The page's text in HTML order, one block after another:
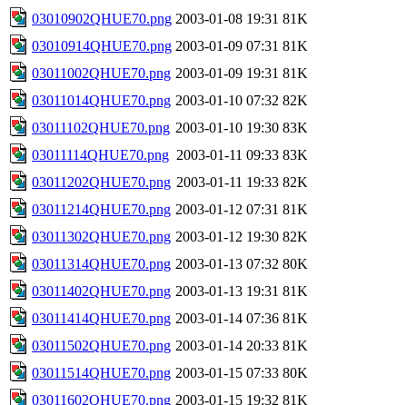
03010902QHUE70.png 2003-01-08 19:31 81K
03010914QHUE70.png 2003-01-09 07:31 81K
03011002QHUE70.png 2003-01-09 19:31 81K
03011014QHUE70.png 2003-01-10 07:32 82K
03011102QHUE70.png 2003-01-10 19:30 83K
03011114QHUE70.png 2003-01-11 09:33 83K
03011202QHUE70.png 2003-01-11 19:33 82K
03011214QHUE70.png 2003-01-12 07:31 81K
03011302QHUE70.png 2003-01-12 19:30 82K
03011314QHUE70.png 2003-01-13 07:32 80K
03011402QHUE70.png 2003-01-13 19:31 81K
03011414QHUE70.png 2003-01-14 07:36 81K
03011502QHUE70.png 2003-01-14 20:33 81K
03011514QHUE70.png 2003-01-15 07:33 80K
03011602QHUE70.png 2003-01-15 19:32 81K